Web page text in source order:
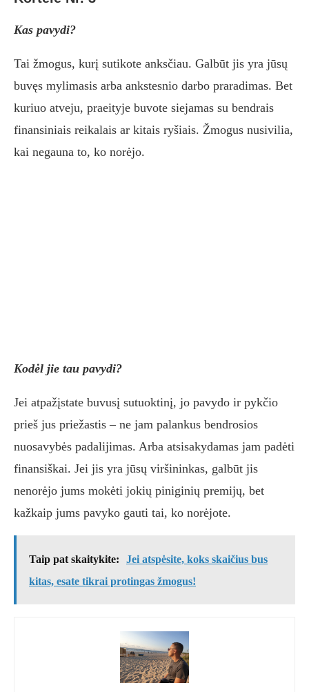
Kas pavydi?
Tai žmogus, kurį sutikote anksčiau. Galbūt jis yra jūsų
buvęs mylimasis arba ankstesnio darbo praradimas. Bet
kuriuo atveju, praeityje buvote siejamas su bendrais
finansiniais reikalais ar kitais ryšiais. Žmogus nusivilia,
kai negauna to, ko norėjo.
Kodėl jie tau pavydi?
Jei atpažįstate buvusį sutuoktinį, jo pavydo ir pykčio
prieš jus priežastis – ne jam palankus bendrosios
nuosavybės padalijimas. Arba atsisakydamas jam padėti
finansiškai. Jei jis yra jūsų viršininkas, galbūt jis
nenorėjo jums mokėti jokių piniginių premijų, bet
kažkaip jums pavyko gauti tai, ko norėjote.
Taip pat skaitykite:
Jei atspėsite, koks skaičius bus
kitas, esate tikrai protingas žmogus!